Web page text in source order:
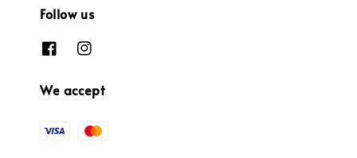
Follow us
We accept